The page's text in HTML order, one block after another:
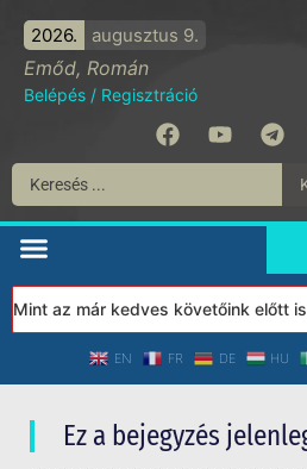
2026. augusztus 9.
Emőd, Román
Belépés / Regisztráció
az már kedves követőink előtt
EN FR DE HU
Ez a bejegyzés